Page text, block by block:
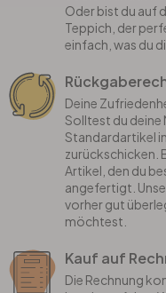
Oder bist du auf
Teppich, der
einfach, was du
Deine
Solltest du deine
Standardartikel
zurückschicken.
Artikel, den du
angefertigt.
vorher gut
möchtest.
Kauf auf
Die Rechnung